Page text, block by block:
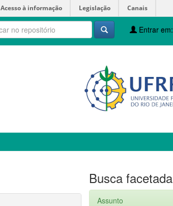
Acesso à informação Legislação Canais
Entrar em:
Busca facetada
Assunto